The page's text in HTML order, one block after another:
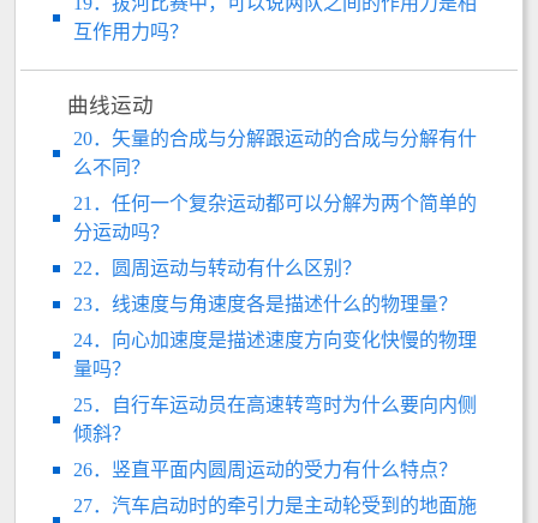
互作用力吗？
曲线运动
20．矢量的合成与分解跟运动的合成与分解有什
么不同？
21．任何一个复杂运动都可以分解为两个简单的
分运动吗？
22．圆周运动与转动有什么区别？
23．线速度与角速度各是描述什么的物理量？
24．向心加速度是描述速度方向变化快慢的物理
量吗？
25．自行车运动员在高速转弯时为什么要向内侧
倾斜？
26．竖直平面内圆周运动的受力有什么特点？
27．汽车启动时的牵引力是主动轮受到的地面施